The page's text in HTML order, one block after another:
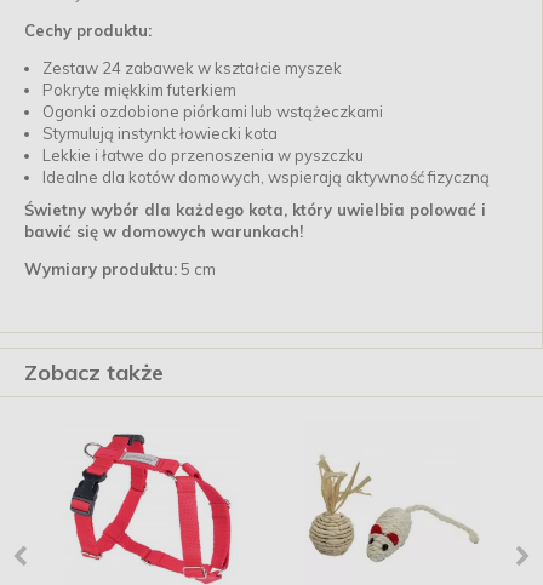
Cechy produktu:
Zestaw 24 zabawek w kształcie myszek
Pokryte miękkim futerkiem
Ogonki ozdobione piórkami lub wstążeczkami
Stymulują instynkt łowiecki kota
Lekkie i łatwe do przenoszenia w pyszczku
Idealne dla kotów domowych, wspierają aktywność fizyczną
Świetny wybór dla każdego kota, który uwielbia polować i
bawić się w domowych warunkach!
Wymiary produktu:5 cm
Zobacz także